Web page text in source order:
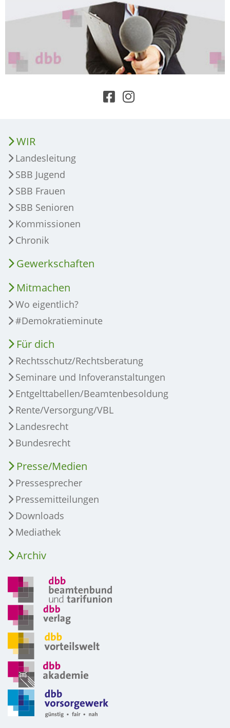
WIR
Landesleitung
SBB Jugend
SBB Frauen
SBB Senioren
Kommissionen
Chronik
Gewerkschaften
Mitmachen
Wo eigentlich?
#Demokratieminute
Für dich
Rechtsschutz/Rechtsberatung
Seminare und Infoveranstaltungen
Entgelttabellen/Beamtenbesoldung
Rente/Versorgung/VBL
Landesrecht
Bundesrecht
Presse/Medien
Pressesprecher
Pressemitteilungen
Downloads
Mediathek
Archiv